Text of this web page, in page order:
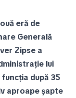
eră de
Generală
Zipse a
lui
după 35
aproape șapte